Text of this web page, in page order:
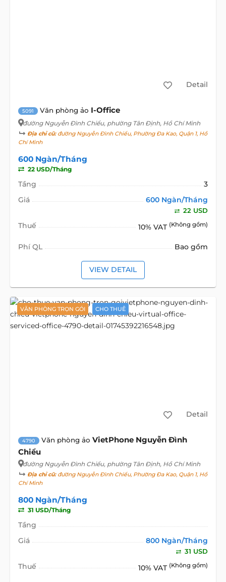
Detail
5091 Văn phòng ảo I-Office
đường Nguyễn Đình Chiểu, phường Tân Định, Hồ Chí Minh
Địa chỉ cũ:đường Nguyễn Đình Chiểu, Phường Đa Kao, Quận 1, Hồ
Chí Minh
600 Ngàn/Tháng
22 USD/Tháng
Tầng
3
Giá
600 Ngàn/Tháng
22 USD
Thuế 10% VAT (Không gồm)
Phí QL Bao gồm
VIEW DETAIL
VĂN PHÒNG TRỌN GÓI CHO THUÊ
Detail
4790 Văn phòng ảo VietPhone Nguyễn Đình
Chiểu
đường Nguyễn Đình Chiểu, phường Tân Định, Hồ Chí Minh
Địa chỉ cũ:đường Nguyễn Đình Chiểu, Phường Đa Kao, Quận 1, Hồ
Chí Minh
800 Ngàn/Tháng
31 USD/Tháng
Tầng
Giá
800 Ngàn/Tháng
31 USD
Thuế 10% VAT (Không gồm)